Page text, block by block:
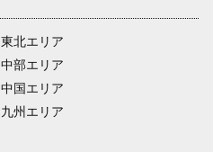
東北エリア
中部エリア
中国エリア
九州エリア